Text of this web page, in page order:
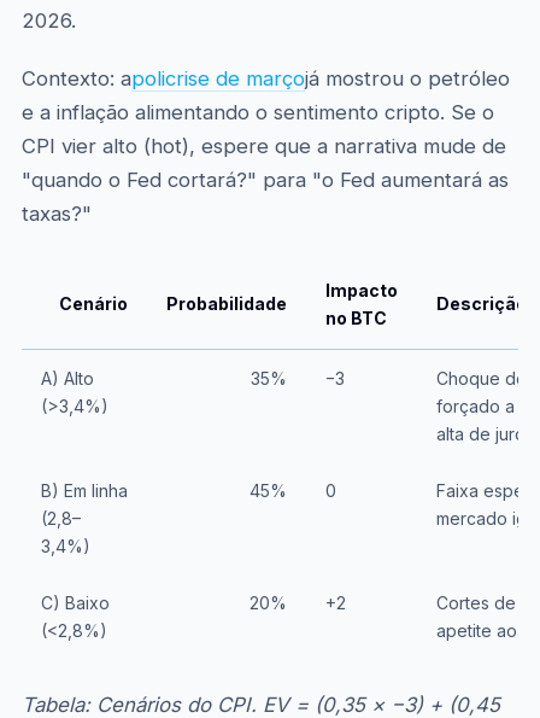
2026.
Contexto: apolicrise de marçojá mostrou o petróleo
e a inflação alimentando o sentimento cripto. Se o
CPI vier alto (hot), espere que a narrativa mude de
"quando o Fed cortará?" para "o Fed aumentará as
taxas?"
Cenário Probabilidade
Impacto
no BTC
Descrição
A) Alto
(>3,4%)
35% −3
Choque do
forçado a
alta de juros
B) Em linha
(2,8–
3,4%)
45% 0
Faixa
mercado
C) Baixo
(<2,8%)
20% +2
Cortes de
apetite ao
Tabela: Cenários do CPI. EV = (0,35 × −3) + (0,45